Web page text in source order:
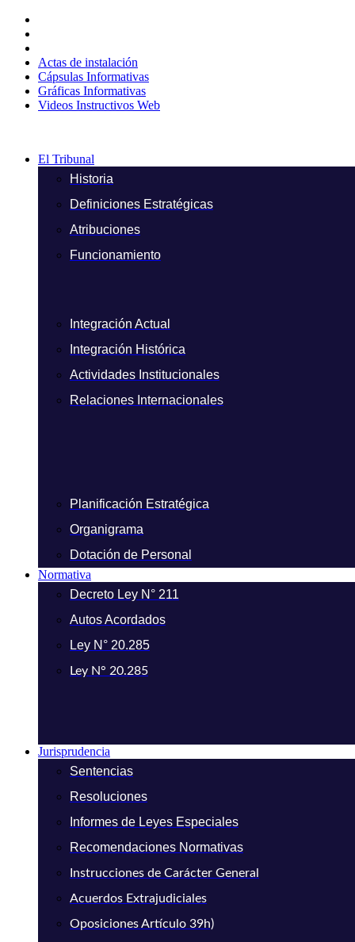
contenido
Actas de instalación
Cápsulas Informativas
Gráficas Informativas
Videos Instructivos Web
El Tribunal
Historia
Definiciones Estratégicas
Atribuciones
Funcionamiento
Integración Actual
Integración Histórica
Actividades Institucionales
Relaciones Internacionales
Planificación Estratégica
Organigrama
Dotación de Personal
Normativa
Decreto Ley N° 211
Autos Acordados
Ley N° 20.285
Ley N° 20.285
Jurisprudencia
Sentencias
Resoluciones
Informes de Leyes Especiales
Recomendaciones Normativas
Instrucciones de Carácter General
Acuerdos Extrajudiciales
Oposiciones Artículo 39h)